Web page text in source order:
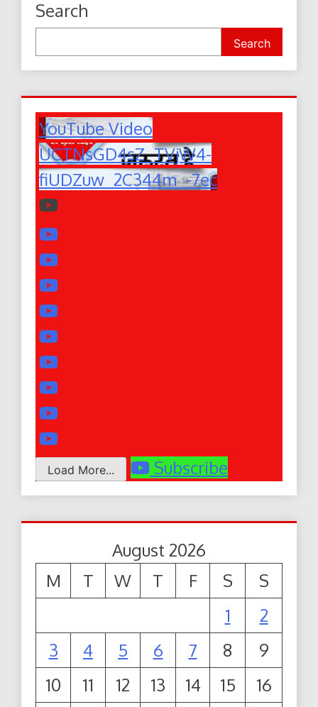
Search
Search
YouTube Video
UCTNsGD4sZ_TVjW4-
fiUDZuw_2C344m_-7ec
Load More... Subscribe
August 2026
M
T W T F S
S
1
2
3
4 5 6 7 8
9
10
11 12 13 14 15
16